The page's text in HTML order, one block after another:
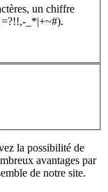
un chiffre
_*|+~#).
la possibilité de
avantages par
de notre site.